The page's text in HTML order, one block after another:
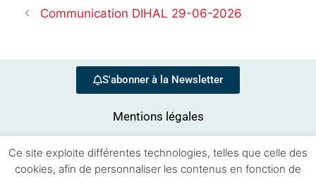
Communication DIHAL 29-06-2026
S'abonner à la Newsletter
Mentions légales
Ce site exploite différentes technologies, telles que celle des
cookies, afin de personnaliser les contenus en fonction de